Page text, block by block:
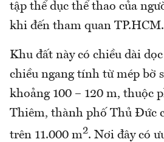
tập thể dục thể thao của
khi đến tham quan TP.HCM.
Khu đất này có chiều dài
chiều ngang tính từ mép bờ
khoảng 100 – 120 m, thuộc
Thiêm, thành phố Thủ Đức
trên 11.000 m2. Nơi đây có